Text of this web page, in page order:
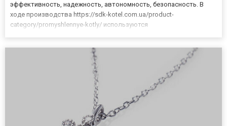
эффективность, надежность, автономность, безопасность. В
ходе производства https://sdk-kotel.com.ua/product-
category/promyshlennye-kotly/ используются
умения. Они способны выполнить заказ любой...